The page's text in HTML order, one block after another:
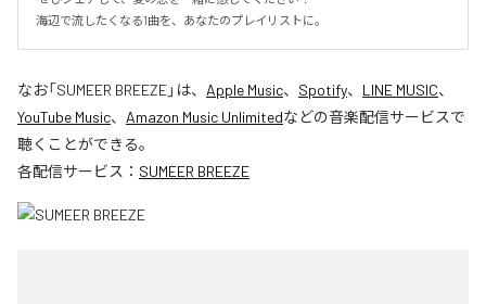
海辺で流したくなる1曲を、あなたのプレイリストに。
なお「SUMEER BREEZE」は、 Apple Music、 Spotify、 LINE MUSIC、
YouTube Music、 Amazon Music Unlimitedなどの音楽配信サービスで
聴くことができる。
各配信サービス： SUMEER BREEZE